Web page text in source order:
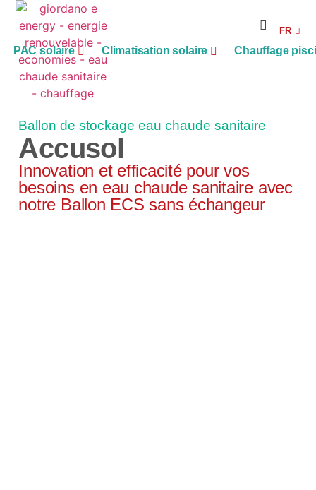
PAC solaire Climatisation solaire Chauffage
FR
AG
Ballon de stockage eau chaude sanitaire
Accusol
Innovation et efficacité pour vos
besoins en eau chaude sanitaire avec
notre Ballon ECS sans échangeur